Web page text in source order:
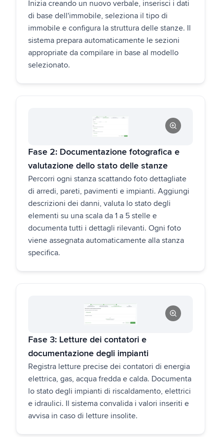
Inizia creando un nuovo verbale, inserisci i dati
di base dell'immobile, seleziona il tipo di
immobile e configura la struttura delle stanze. Il
sistema prepara automaticamente le sezioni
appropriate da compilare in base al modello
selezionato.
Fase 2: Documentazione fotografica e
valutazione dello stato delle stanze
Percorri ogni stanza scattando foto dettagliate
di arredi, pareti, pavimenti e impianti. Aggiungi
descrizioni dei danni, valuta lo stato degli
elementi su una scala da 1 a 5 stelle e
documenta tutti i dettagli rilevanti. Ogni foto
viene assegnata automaticamente alla stanza
specifica.
Fase 3: Letture dei contatori e
documentazione degli impianti
Registra letture precise dei contatori di energia
elettrica, gas, acqua fredda e calda. Documenta
lo stato degli impianti di riscaldamento, elettrici
e idraulici. Il sistema convalida i valori inseriti e
avvisa in caso di letture insolite.